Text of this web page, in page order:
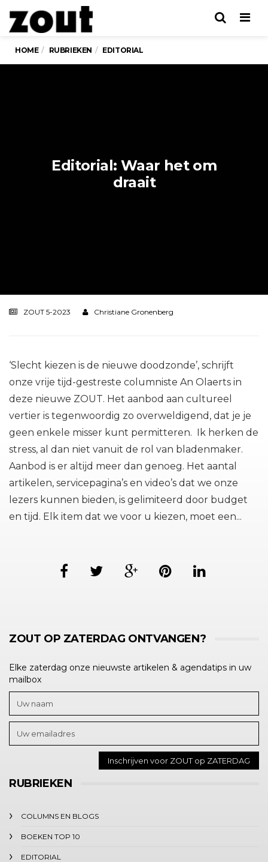
HOME RUBRIEKEN EDITORIAL
Editorial: Waar het om
draait
ZOUT 5-2023 Christiane Gronenberg
‘Slecht kiezen is de nieuwe doodzonde’, schrijft
onze vrije tijd-gestreste columniste An Olaerts in
deze nieuwe ZOUT. Het aanbod aan cultureel
vertier is tegenwoordig zo overweldigend, dat je je
geen enkele misser kunt permitteren. Ik herken de
stress, al dan niet vanuit de rol van bladenmaker.
Aanbod is er altijd meer dan genoeg. Het aantal
artikelen, servicepagina’s en video’s dat we onze
lezers kunnen bieden, is gelimiteerd door budget
en tijd. Elk item dat we voor u kiezen, moet een...
ZOUT OP ZATERDAG ONTVANGEN?
Elke zaterdag onze nieuwste artikelen & agendatips in uw
mailbox
RUBRIEKEN
COLUMNS EN BLOGS
BOEKEN TOP 10
EDITORIAL